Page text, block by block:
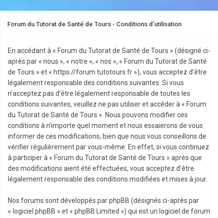
Forum du Tutorat de Santé de Tours - Conditions d’utilisation
En accédant à « Forum du Tutorat de Santé de Tours » (désigné ci-
après par « nous », « notre », « nos », « Forum du Tutorat de Santé
de Tours » et « https://forum.tutotours.fr »), vous acceptez d’être
légalement responsable des conditions suivantes. Si vous
n’acceptez pas d’être légalement responsable de toutes les
conditions suivantes, veuillez ne pas utiliser et accéder à « Forum
du Tutorat de Santé de Tours ». Nous pouvons modifier ces
conditions à n’importe quel moment et nous essaierons de vous
informer de ces modifications, bien que nous vous conseillons de
vérifier régulièrement par vous-même. En effet, si vous continuez
à participer à « Forum du Tutorat de Santé de Tours » après que
des modifications aient été effectuées, vous acceptez d’être
légalement responsable des conditions modifiées et mises à jour.
Nos forums sont développés par phpBB (désignés ci-après par
« logiciel phpBB » et « phpBB Limited ») qui est un logiciel de forum